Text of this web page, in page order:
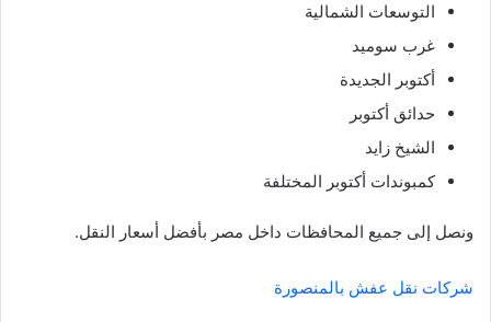
التوسعات الشمالية
غرب سوميد
أكتوبر الجديدة
حدائق أكتوبر
الشيخ زايد
كمبوندات أكتوبر المختلفة
ونصل إلى جميع المحافظات داخل مصر بأفضل أسعار النقل.
شركات نقل عفش بالمنصورة